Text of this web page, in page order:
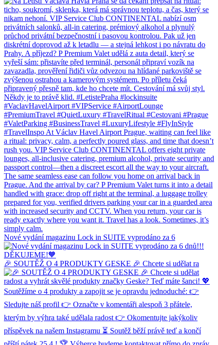
Nové vydání magazinu Lock in SUITE vyprodáno za 6
🎉 SOUTĚŽ O 4 PRODUKTY GESKE 🎉 Chcete si udělat ra